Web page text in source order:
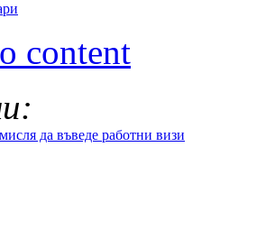
content
да въведе работни визи